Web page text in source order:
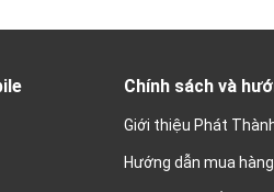
Chính sách và
Giới thiệu Phát
Hướng dẫn mua